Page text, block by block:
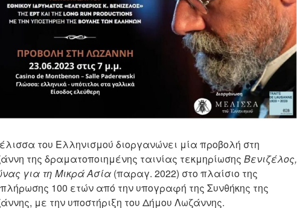
του Ελληνισμού διοργανώνει μία προβολή στη
της δραματοποιημένης ταινίας τεκμηρίωσης Βενιζέλος,
για τη Μικρά Ασία (παραγ. 2022) στο πλαίσιο της
100 ετών από την υπογραφή της Συνθήκης της
με την υποστήριξη του Δήμου Λωζάννης.